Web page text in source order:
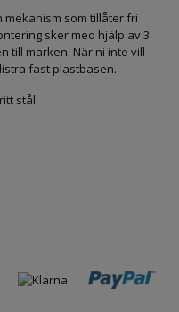
mekanism som tillåter fri
sker med hjälp av 3
till marken. När ni inte vill
fast plastbasen.
stål